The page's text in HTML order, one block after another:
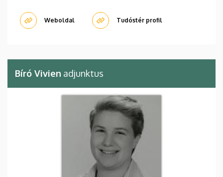
Weboldal Tudóstér profil
Bíró Vivien adjunktus